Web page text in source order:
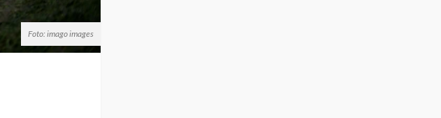
Foto: imago images